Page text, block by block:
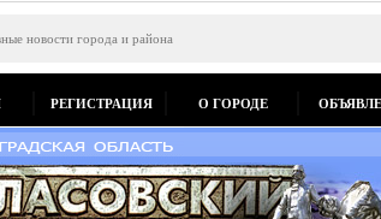
новости города и района
РЕГИСТРАЦИЯ О ГОРОДЕ